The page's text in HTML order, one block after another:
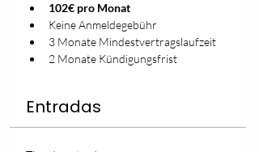
102€ pro Monat
Keine Anmeldegebühr
3 Monate Mindestvertragslaufzeit
2 Monate Kündigungsfrist
Entradas